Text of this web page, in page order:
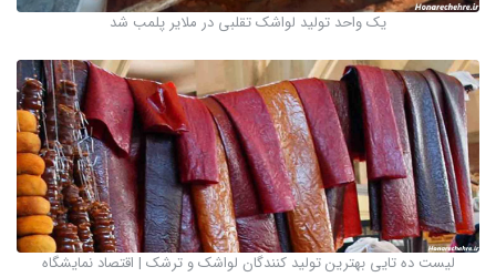
یک واحد تولید لواشک تقلبی در ملایر پلمب شد
لیست ده تایی بهترین تولید کنندگان لواشک و ترشک | اقتصاد نمایشگاه